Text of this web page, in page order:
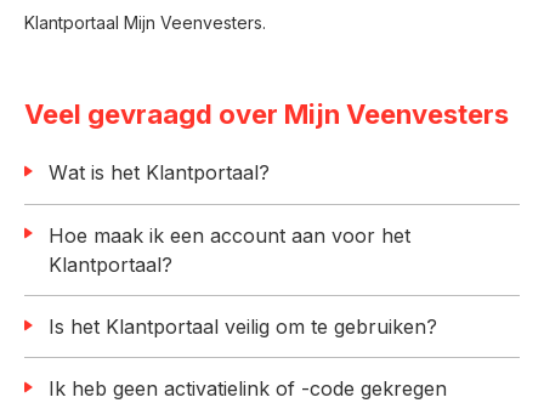
Klantportaal Mijn Veenvesters.
Veel gevraagd over Mijn Veenvesters
Wat is het Klantportaal?
Hoe maak ik een account aan voor het
Klantportaal?
Is het Klantportaal veilig om te gebruiken?
Ik heb geen activatielink of -code gekregen